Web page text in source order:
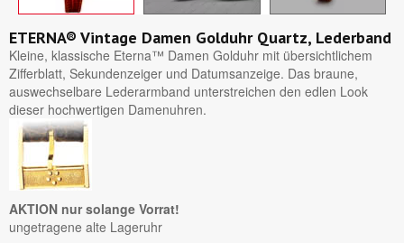
ETERNA® Vintage Damen Golduhr Quartz, Lederband
Kleine, klassische Eterna™ Damen Golduhr mit übersichtlichem
Zifferblatt, Sekundenzeiger und Datumsanzeige. Das braune,
auswechselbare Lederarmband unterstreichen den edlen Look
dieser hochwertigen Damenuhren.
AKTION nur solange Vorrat!
ungetragene alte Lageruhr